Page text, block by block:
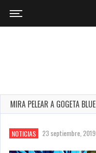
MIRA PELEAR A GOGETA
NOTICIAS 23 septiembre, 2019